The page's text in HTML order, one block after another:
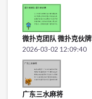
微扑克团队 微扑克伙牌
2026-03-02 12:09:40
广东三水麻将